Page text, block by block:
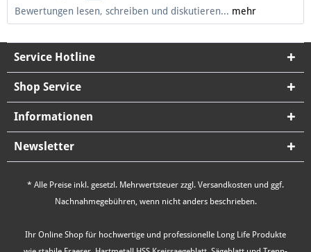
Bewertungen lesen, schreiben und diskutieren... mehr
Service Hotline
Shop Service
Informationen
Newsletter
* Alle Preise inkl. gesetzl. Mehrwertsteuer zzgl. Versandkosten und ggf.
Nachnahmegebühren, wenn nicht anders beschrieben.
Ihr Online Shop für hochwertige und professionelle Long Life Produkte